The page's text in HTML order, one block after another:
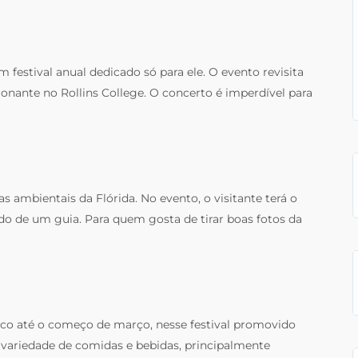
anual dedicado só para ele. O evento revisita
no Rollins College. O concerto é imperdível para
ambientais da Flórida. No evento, o visitante terá o
de um guia. Para quem gosta de tirar boas fotos da
até o começo de março, nesse festival promovido
de comidas e bebidas, principalmente